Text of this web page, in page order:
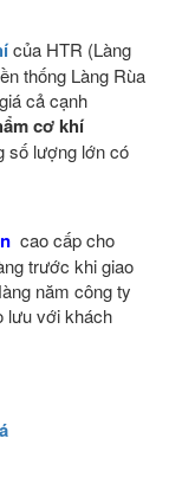
của HTR (Làng
thống Làng Rùa
cả cạnh
cơ khí
số lượng lớn có
cao cấp cho
trước khi giao
năm công ty
lưu với khách